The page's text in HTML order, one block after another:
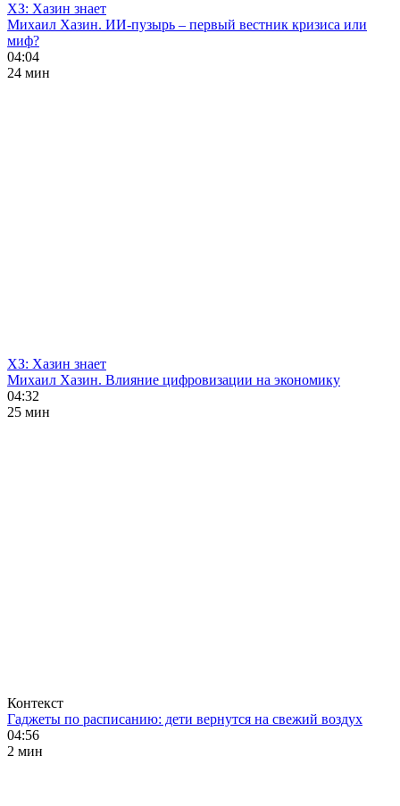
ХЗ: Хазин знает
Михаил Хазин. ИИ-пузырь – первый вестник кризиса или
миф?
04:04
24 мин
ХЗ: Хазин знает
Михаил Хазин. Влияние цифровизации на экономику
04:32
25 мин
Контекст
Гаджеты по расписанию: дети вернутся на свежий воздух
04:56
2 мин